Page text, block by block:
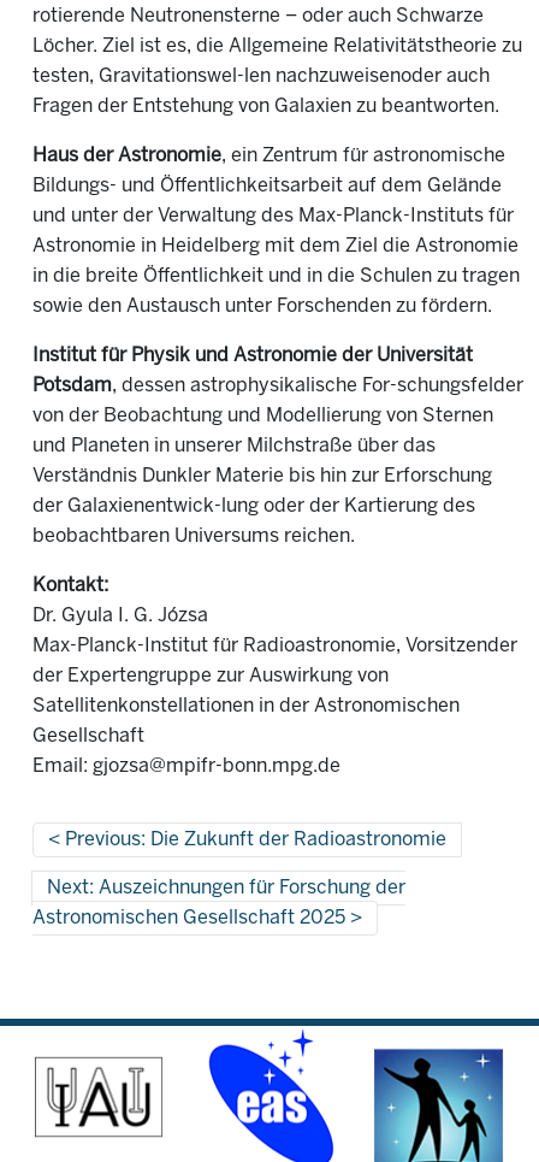
rotierende Neutronensterne – oder auch Schwarze
Löcher. Ziel ist es, die Allgemeine Relativitätstheorie zu
testen, Gravitationswel-len nachzuweisenoder auch
Fragen der Entstehung von Galaxien zu beantworten.
Haus der Astronomie, ein Zentrum für astronomische
Bildungs- und Öffentlichkeitsarbeit auf dem Gelände
und unter der Verwaltung des Max-Planck-Instituts für
Astronomie in Heidelberg mit dem Ziel die Astronomie
in die breite Öffentlichkeit und in die Schulen zu tragen
sowie den Austausch unter Forschenden zu fördern.
Institut für Physik und Astronomie der Universität
Potsdam, dessen astrophysikalische For-schungsfelder
von der Beobachtung und Modellierung von Sternen
und Planeten in unserer Milchstraße über das
Verständnis Dunkler Materie bis hin zur Erforschung
der Galaxienentwick-lung oder der Kartierung des
beobachtbaren Universums reichen.
Kontakt:
Dr. Gyula I. G. Józsa
Max-Planck-Institut für Radioastronomie, Vorsitzender
der Expertengruppe zur Auswirkung von
Satellitenkonstellationen in der Astronomischen
Gesellschaft
Email: gjozsa@mpifr-bonn.mpg.de
Previous: Die Zukunft der Radioastronomie
Next: Auszeichnungen für Forschung der
Astronomischen Gesellschaft 2025